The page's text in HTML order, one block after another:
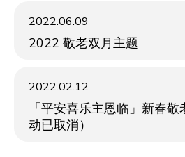
2022.06.09
2022 敬老双月主题
2022.02.12
「平安喜乐主恩临」新春
动已取消）